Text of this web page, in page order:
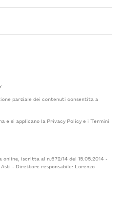
parziale dei contenuti consentita a
e si applicano la Privacy Policye i Termini
iscritta al n.672/14 del 15.05.2014 -
- Direttore responsabile: Lorenzo